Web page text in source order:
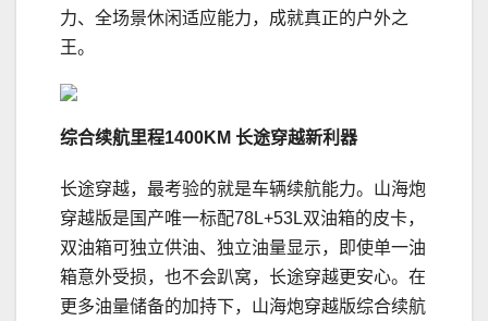
力、全场景休闲适应能力，成就真正的户外之
王。
综合续航里程1400KM 长途穿越新利器
长途穿越，最考验的就是车辆续航能力。山海炮
穿越版是国产唯一标配78L+53L双油箱的皮卡，
双油箱可独立供油、独立油量显示，即使单一油
箱意外受损，也不会趴窝，长途穿越更安心。在
更多油量储备的加持下，山海炮穿越版综合续航